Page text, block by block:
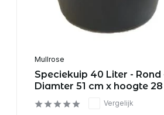
Mullrose
Speciekuip 40 Liter - Rond
Diamter 51 cm x hoogte
Vergelijk